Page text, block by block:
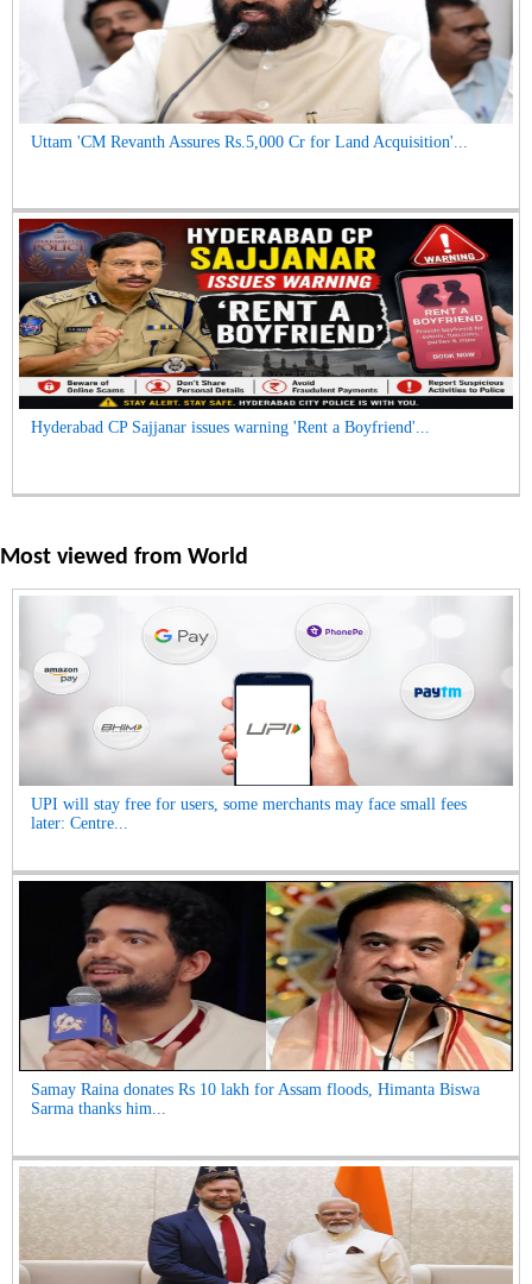
Uttam 'CM Revanth Assures Rs.5,000 Cr for Land Acquisition'...
Hyderabad CP Sajjanar issues warning 'Rent a Boyfriend'...
Most viewed from World
UPI will stay free for users, some merchants may face small fees
later: Centre...
Samay Raina donates Rs 10 lakh for Assam floods, Himanta Biswa
Sarma thanks him...